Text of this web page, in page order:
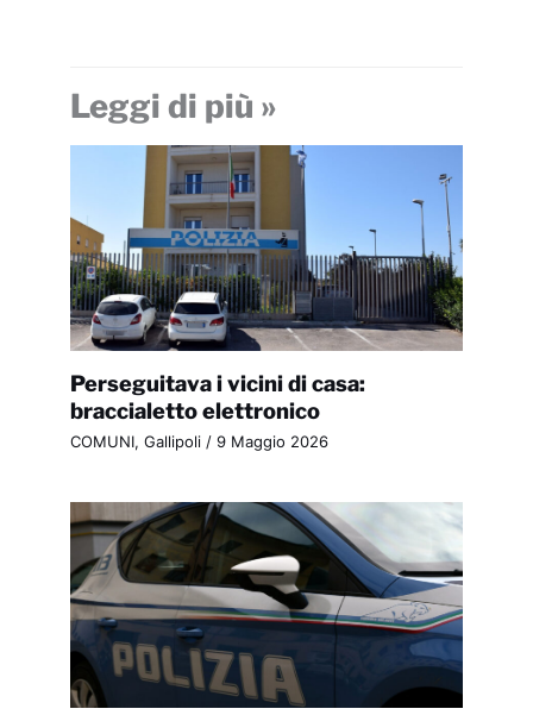
Leggi di più »
Perseguitava i vicini di casa:
braccialetto elettronico
COMUNI, Gallipoli/ 9 Maggio 2026